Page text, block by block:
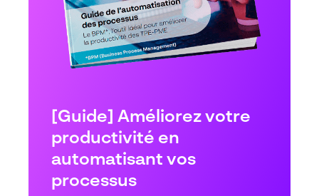
[Guide] Améliorez votre
productivité en
automatisant vos
processus